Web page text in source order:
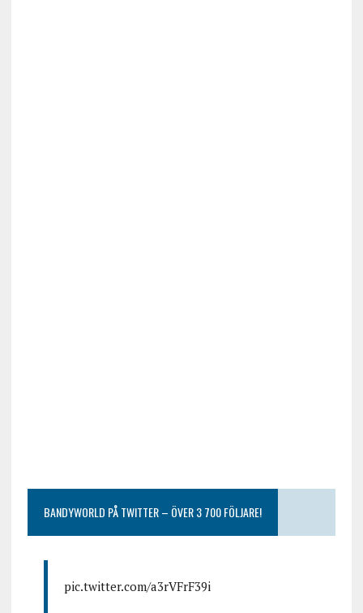
BANDYWORLD PÅ TWITTER – ÖVER 3 700 FÖLJARE!
pic.twitter.com/a3rVFrF39i